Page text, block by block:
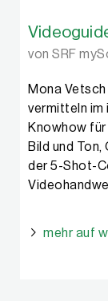
von SRF
Mona
vermitteln im
Knowhow
Bild und
der 5-Shot-
mehr auf